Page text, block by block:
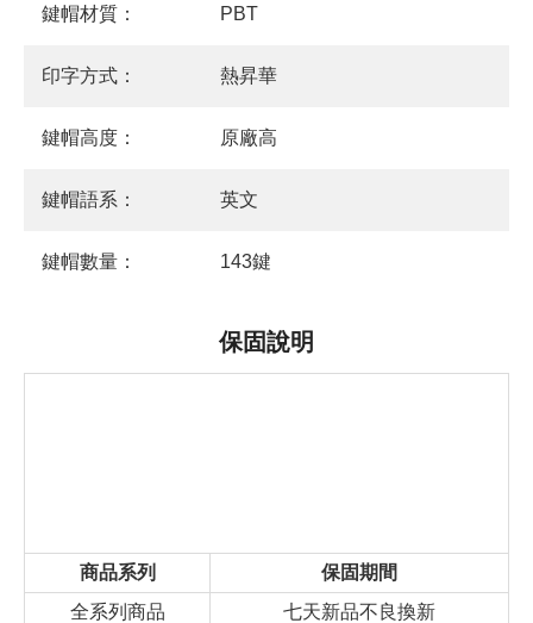
鍵帽材質： PBT
印字方式： 熱昇華
鍵帽高度： 原廠高
鍵帽語系： 英文
鍵帽數量： 143鍵
保固說明
商品系列
保固期間
全系列商品
七天新品不良換新